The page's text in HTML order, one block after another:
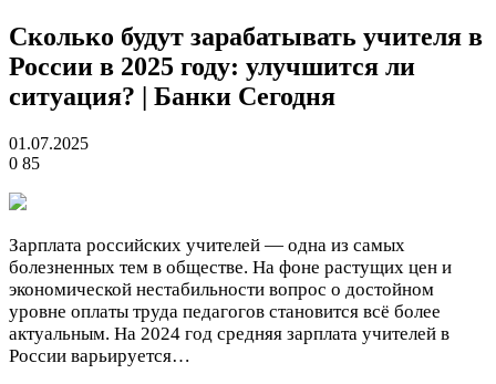
Сколько будут зарабатывать учителя в
России в 2025 году: улучшится ли
ситуация? | Банки Сегодня
01.07.2025
0 85
Зарплата российских учителей — одна из самых
болезненных тем в обществе. На фоне растущих цен и
экономической нестабильности вопрос о достойном
уровне оплаты труда педагогов становится всё более
актуальным. На 2024 год средняя зарплата учителей в
России варьируется…